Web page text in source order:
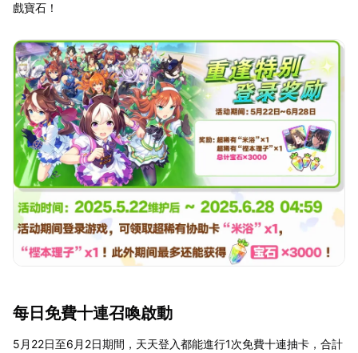
戲寶石！
每日免費十連召喚啟動
5月22日至6月2日期間，天天登入都能進行1次免費十連抽卡，合計